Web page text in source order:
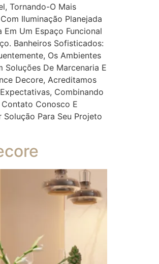
Tornando-O Mais
Iluminação Planejada
Um Espaço Funcional
Banheiros Sofisticados:
Os Ambientes
Soluções De Marcenaria E
Decore, Acreditamos
Combinando
Conosco E
Para Seu Projeto